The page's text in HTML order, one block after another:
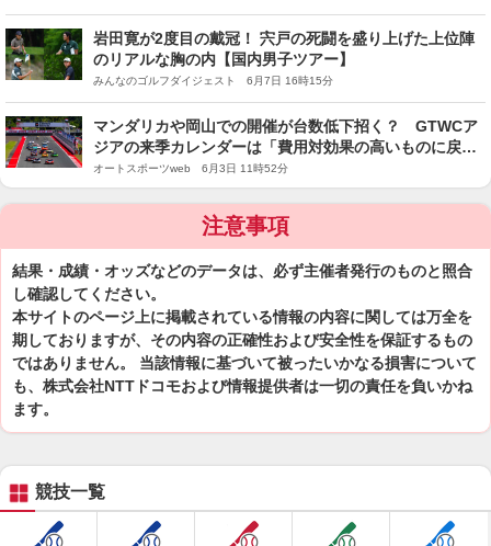
岩田寛が2度目の戴冠！ 宍戸の死闘を盛り上げた上位陣
のリアルな胸の内【国内男子ツアー】
みんなのゴルフダイジェスト 6月7日 16時15分
マンダリカや岡山での開催が台数低下招く？ GTWCア
ジアの来季カレンダーは「費用対効果の高いものに戻
す」
オートスポーツweb 6月3日 11時52分
注意事項
結果・成績・オッズなどのデータは、必ず主催者発行のものと照合
し確認してください。
本サイトのページ上に掲載されている情報の内容に関しては万全を
期しておりますが、その内容の正確性および安全性を保証するもの
ではありません。 当該情報に基づいて被ったいかなる損害について
も、株式会社NTTドコモおよび情報提供者は一切の責任を負いかね
ます。
競技一覧